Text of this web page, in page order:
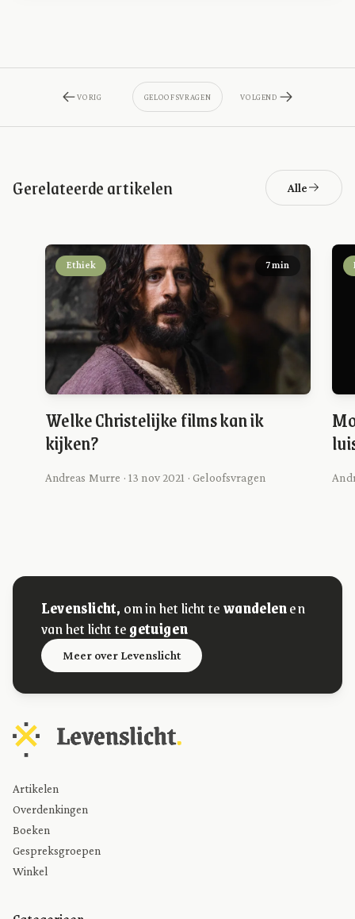
VORIG GELOOFSVRAGEN VOLGEND
Gerelateerde artikelen Alle
Ethiek 7 min
Welke Christelijke films kan ik
kijken?
Andreas Murre · 13 nov 2021 · Geloofsvragen
Levenslicht, om in het licht tewandelenen
van het licht tegetuigen
Meer over Levenslicht
Artikelen
Overdenkingen
Boeken
Gespreksgroepen
Winkel